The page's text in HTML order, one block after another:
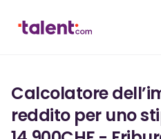
Calcolatore
reddito per uno